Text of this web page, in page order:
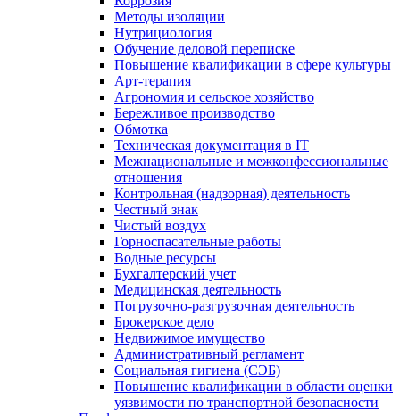
Методы изоляции
Нутрициология
Обучение деловой переписке
Повышение квалификации в сфере культуры
Арт-терапия
Агрономия и сельское хозяйство
Бережливое производство
Обмотка
Техническая документация в IT
Межнациональные и межконфессиональные
отношения
Контрольная (надзорная) деятельность
Честный знак
Чистый воздух
Горноспасательные работы
Водные ресурсы
Бухгалтерский учет
Медицинская деятельность
Погрузочно-разгрузочная деятельность
Брокерское дело
Недвижимое имущество
Административный регламент
Социальная гигиена (СЭБ)
Повышение квалификации в области оценки
уязвимости по транспортной безопасности